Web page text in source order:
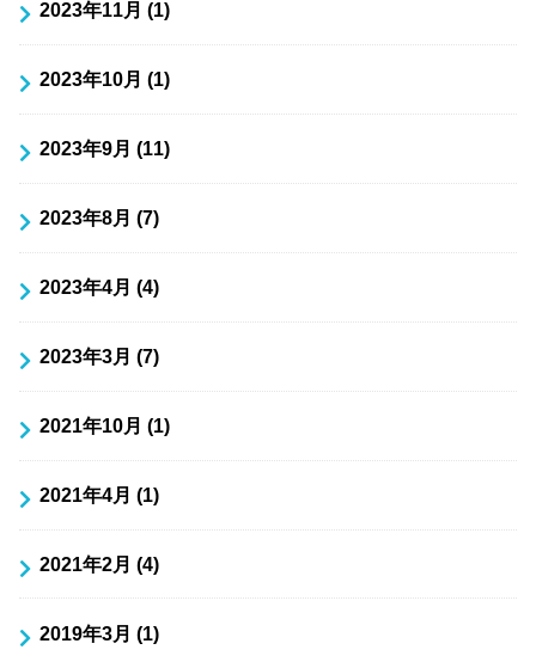
2023年11月 (1)
2023年10月 (1)
2023年9月 (11)
2023年8月 (7)
2023年4月 (4)
2023年3月 (7)
2021年10月 (1)
2021年4月 (1)
2021年2月 (4)
2019年3月 (1)